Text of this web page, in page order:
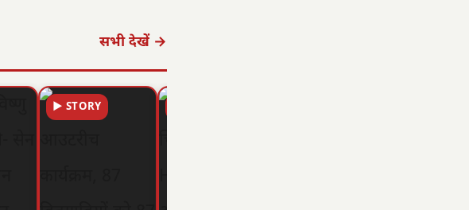
सभी देखें →
▶ STORY